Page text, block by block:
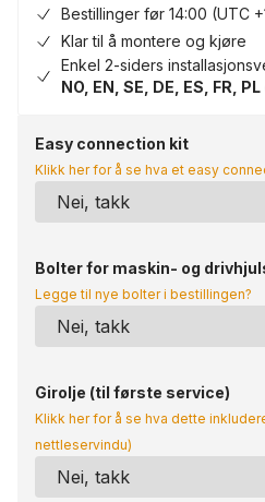
Bestillinger før 14:00 (UTC
Klar til å montere og kjøre
Enkel 2-siders
NO, EN, SE, DE, ES, FR, PL
Easy connection kit
Klikk her for å se hva et easy
Bolter for maskin- og
Legge til nye bolter i bestillingen?
Girolje (til første service)
Klikk her for å se hva dette
nettleservindu)